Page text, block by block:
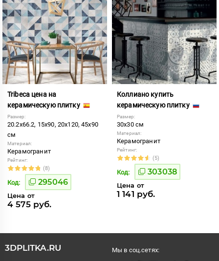
Tribeca цена на
керамическую плитку
Размер:
20.2x66.2, 15x90, 20x120, 45x90
см
Материал:
Керамогранит
Рейтинг:
(8)
Код: 295046
Цена от
4 575 руб.
Коллиано купить
керамическую плитку
Размер:
30x30 см
Материал:
Керамогранит
Рейтинг:
(5)
Код: 303038
Цена от
1 141 руб.
3DPLITKA.RU Мы в соц.сетях: